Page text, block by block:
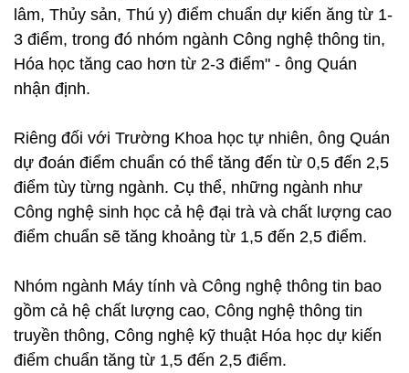
lâm, Thủy sản, Thú y) điểm chuẩn dự kiến ăng từ 1-
3 điểm, trong đó nhóm ngành Công nghệ thông tin,
Hóa học tăng cao hơn từ 2-3 điểm" - ông Quán
nhận định.
Riêng đối với Trường Khoa học tự nhiên, ông Quán
dự đoán điểm chuẩn có thể tăng đến từ 0,5 đến 2,5
điểm tùy từng ngành. Cụ thể, những ngành như
Công nghệ sinh học cả hệ đại trà và chất lượng cao
điểm chuẩn sẽ tăng khoảng từ 1,5 đến 2,5 điểm.
Nhóm ngành Máy tính và Công nghệ thông tin bao
gồm cả hệ chất lượng cao, Công nghệ thông tin
truyền thông, Công nghệ kỹ thuật Hóa học dự kiến
điểm chuẩn tăng từ 1,5 đến 2,5 điểm.